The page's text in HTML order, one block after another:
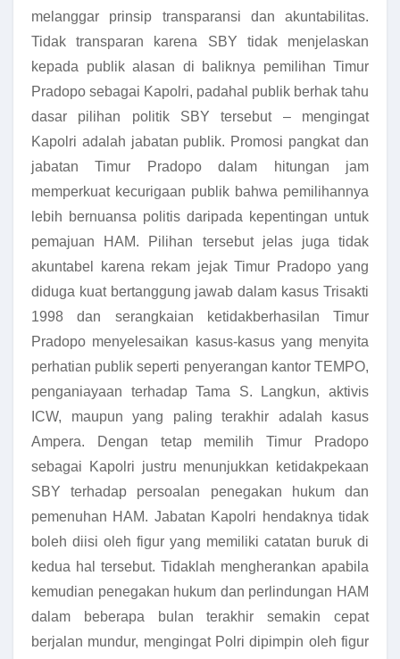
melanggar prinsip transparansi dan akuntabilitas.
Tidak transparan karena SBY tidak menjelaskan
kepada publik alasan di baliknya pemilihan Timur
Pradopo sebagai Kapolri, padahal publik berhak tahu
dasar pilihan politik SBY tersebut – mengingat
Kapolri adalah jabatan publik. Promosi pangkat dan
jabatan Timur Pradopo dalam hitungan jam
memperkuat kecurigaan publik bahwa pemilihannya
lebih bernuansa politis daripada kepentingan untuk
pemajuan HAM. Pilihan tersebut jelas juga tidak
akuntabel karena rekam jejak Timur Pradopo yang
diduga kuat bertanggung jawab dalam kasus Trisakti
1998 dan serangkaian ketidakberhasilan Timur
Pradopo menyelesaikan kasus-kasus yang menyita
perhatian publik seperti penyerangan kantor TEMPO,
penganiayaan terhadap Tama S. Langkun, aktivis
ICW, maupun yang paling terakhir adalah kasus
Ampera. Dengan tetap memilih Timur Pradopo
sebagai Kapolri justru menunjukkan ketidakpekaan
SBY terhadap persoalan penegakan hukum dan
pemenuhan HAM. Jabatan Kapolri hendaknya tidak
boleh diisi oleh figur yang memiliki catatan buruk di
kedua hal tersebut. Tidaklah mengherankan apabila
kemudian penegakan hukum dan perlindungan HAM
dalam beberapa bulan terakhir semakin cepat
berjalan mundur, mengingat Polri dipimpin oleh figur